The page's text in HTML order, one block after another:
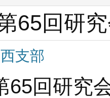
65回研
支部
65回研究